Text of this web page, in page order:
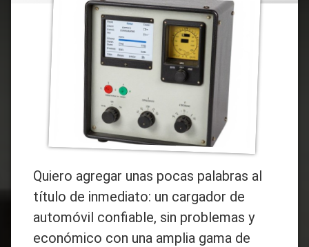
Humor
Quiero agregar unas pocas palabras al
título de inmediato: un cargador de
automóvil confiable, sin problemas y
económico con una amplia gama de